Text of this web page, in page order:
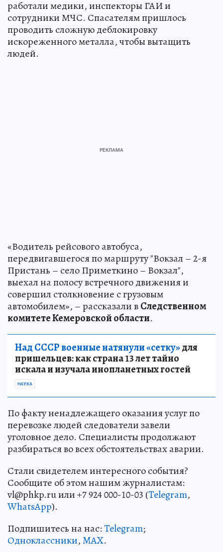
работали медики, инспекторы ГАИ и
сотрудники МЧС. Спасателям пришлось
проводить сложную деблокировку
искореженного металла, чтобы вытащить
людей.
«Водитель рейсового автобуса,
передвигавшегося по маршруту "Вокзал – 2-я
Пристань – село Приметкино – Вокзал",
выехал на полосу встречного движения и
совершил столкновение с грузовым
автомобилем», – рассказали вСледственном
комитете Кемеровской области.
Над СССР военные натянули «сетку»для
пришельцев: как страна 13 лет тайно
искала и изучала инопланетных гостей
НАУКА
По факту ненадлежащего оказания услуг по
перевозке людей следователи завели
уголовное дело. Специалисты продолжают
разбираться во всех обстоятельствах аварии.
Стали свидетелем интересного события?
Сообщите об этом нашим журналистам:
vl@phkp.ru или +7 924 000-10-03 (Telegram,
WhatsApp).
Подпишитесь на нас:Telegram;
Одноклассники,MAX.